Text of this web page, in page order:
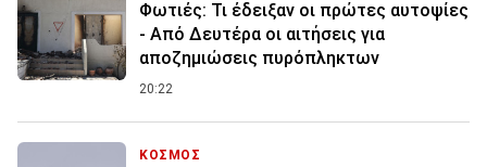
Φωτιές: Τι έδειξαν οι πρώτες αυτοψίες
- Από Δευτέρα οι αιτήσεις για
αποζημιώσεις πυρόπληκτων
20:22
ΚΟΣΜΟΣ